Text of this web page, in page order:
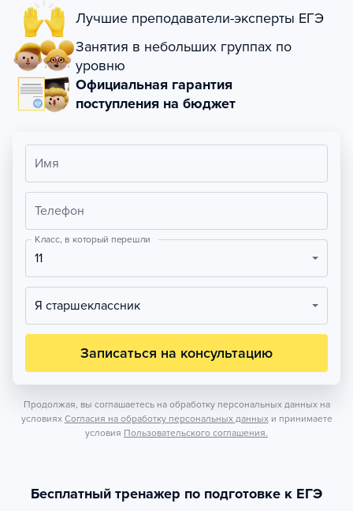
Лучшие преподаватели-эксперты ЕГЭ
Занятия в небольших группах по
уровню
Официальная гарантия
поступления на бюджет
Имя
Телефон
Класс, в который перешли
11
Я старшеклассник
Записаться на консультацию
Продолжая, вы соглашаетесь на обработку персональных данных на
условиях Согласия на обработку персональных данных и принимаете
условия Пользовательского соглашения.
Бесплатный тренажер по подготовке к ЕГЭ